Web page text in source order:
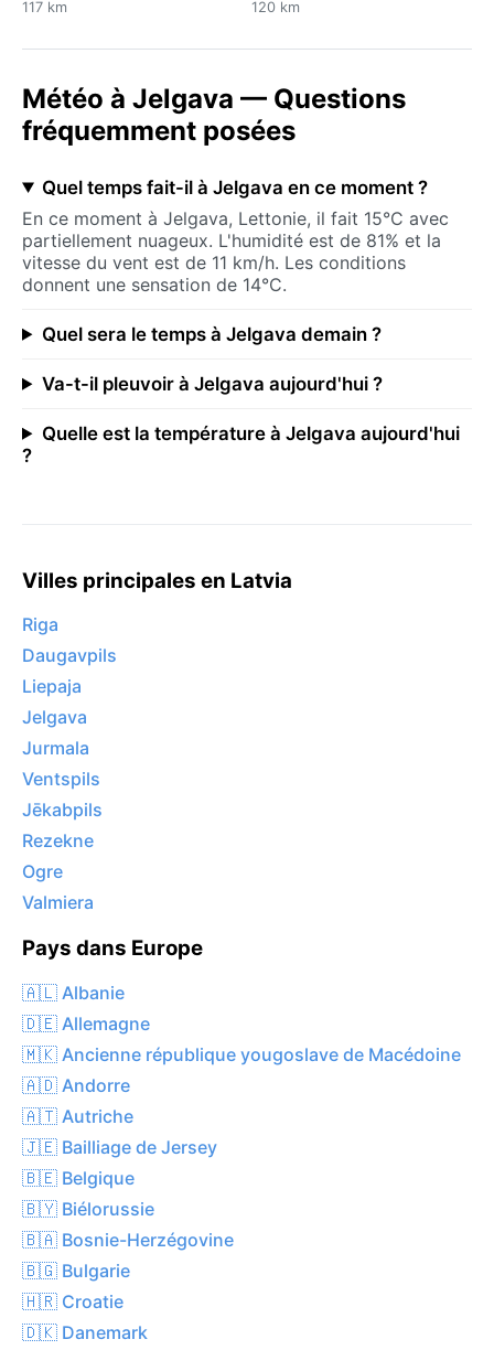
117 km 120 km
Météo à Jelgava — Questions
fréquemment posées
Quel temps fait-il à Jelgava en ce moment ?
En ce moment à Jelgava, Lettonie, il fait 15°C avec
partiellement nuageux. L'humidité est de 81% et la
vitesse du vent est de 11 km/h. Les conditions
donnent une sensation de 14°C.
Quel sera le temps à Jelgava demain ?
Va-t-il pleuvoir à Jelgava aujourd'hui ?
Quelle est la température à Jelgava aujourd'hui
?
Villes principales en Latvia
Riga
Daugavpils
Liepaja
Jelgava
Jurmala
Ventspils
Jēkabpils
Rezekne
Ogre
Valmiera
Pays dans Europe
🇦🇱 Albanie
🇩🇪 Allemagne
🇲🇰 Ancienne république yougoslave de Macédoine
🇦🇩 Andorre
🇦🇹 Autriche
🇯🇪 Bailliage de Jersey
🇧🇪 Belgique
🇧🇾 Biélorussie
🇧🇦 Bosnie-Herzégovine
🇧🇬 Bulgarie
🇭🇷 Croatie
🇩🇰 Danemark